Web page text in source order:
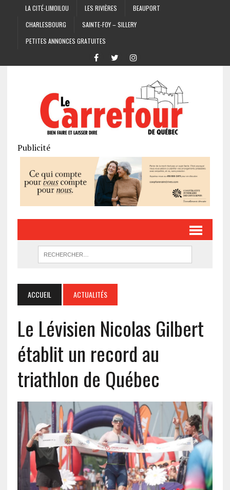
LA CITÉ-LIMOILOU LES RIVIÈRES
BEAUPORT
CHARLESBOURG
SAINTE-FOY – SILLERY
PETITES ANNONCES GRATUITES
Publicité
ACCUEIL ACTUALITÉS
Le Lévisien Nicolas Gilbert
établit un record au
triathlon de Québec